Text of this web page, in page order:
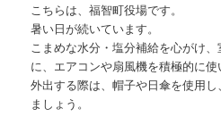
こちらは、福智町役場です。
暑い日が続いています。
こまめな水分・塩分補給を心がけ
に、エアコンや扇風機を積極的に使
外出する際は、帽子や日傘を使用
ましょう。